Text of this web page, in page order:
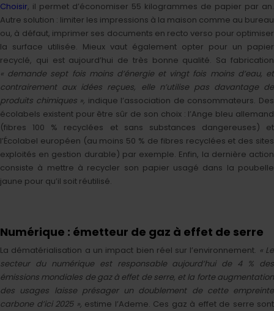
Choisir, il permet d’économiser 55 kilogrammes de papier par an.
Autre solution : limiter les impressions à la maison comme au bureau
ou, à défaut, imprimer ses documents en recto verso pour optimiser
la surface utilisée. Mieux vaut également opter pour un papier
recyclé, qui est aujourd’hui de très bonne qualité. Sa fabrication
« demande sept fois moins d’énergie et vingt fois moins d’eau, et
contrairement aux idées reçues, elle n’utilise pas davantage de
produits chimiques », indique l’association de consommateurs. Des
écolabels existent pour être sûr de son choix : l’Ange bleu allemand
(fibres 100 % recyclées et sans substances dangereuses) et
l’Écolabel européen (au moins 50 % de fibres recyclées et des sites
exploités en gestion durable) par exemple. Enfin, la dernière action
consiste à mettre à recycler son papier usagé dans la poubelle
jaune pour qu’il soit réutilisé.
Numérique : émetteur de gaz à effet de serre
La dématérialisation a un impact bien réel sur l’environnement. « Le
secteur du numérique est responsable aujourd’hui de 4 % des
émissions mondiales de gaz à effet de serre, et la forte augmentation
des usages laisse présager un doublement de cette empreinte
carbone d’ici 2025 », estime l’Ademe. Ces gaz à effet de serre sont